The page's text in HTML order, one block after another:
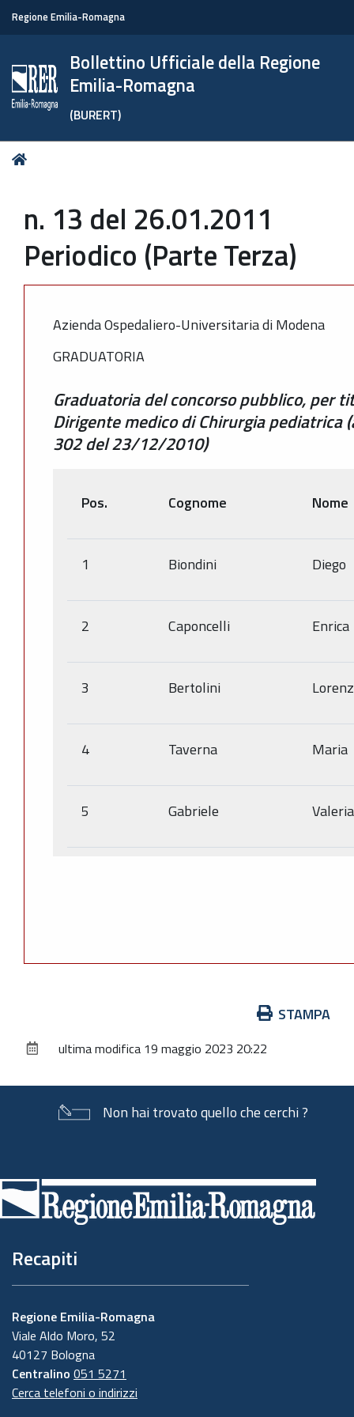
Regione Emilia-Romagna
Bollettino Ufficiale della Regione
Emilia-Romagna
(BURERT)
Tu
n. 13 del 26.01.2011
Periodico (Parte Terza)
Azienda Ospedaliero-Universitaria di Modena
GRADUATORIA
Graduatoria del concorso pubblico, per
Dirigente medico di Chirurgia pediatrica
302 del 23/12/2010)
Pos. Cognome Nome
1 Biondini Diego
2 Caponcelli Enrica
3 Bertolini
4 Taverna Maria
5 Gabriele Valeria
documento
STAMPA
ultima modifica 19 maggio 2023 20:22
Non hai trovato quello che cerchi ?
di
pagina
Recapiti
Regione Emilia-Romagna
Viale Aldo Moro, 52
40127 Bologna
Centralino 051 5271
Cerca telefoni o indirizzi